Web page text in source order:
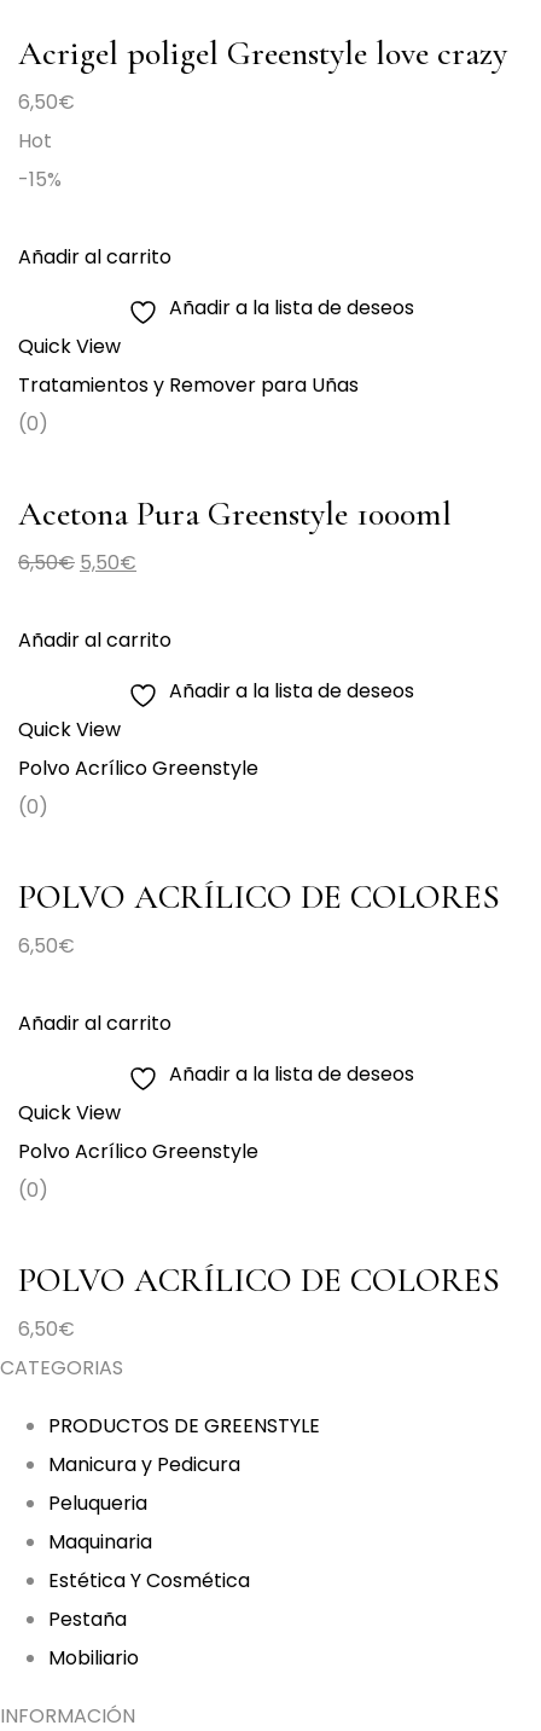
Acrigel poligel Greenstyle love crazy
blanco tubo de 30gr
6,50€
Hot
-15%
Añadir al carrito
Añadir a la lista de deseos
Quick View
Tratamientos y Remover para Uñas
(0)
Acetona Pura Greenstyle 1000ml
6,50€ El
original
6,50€.
5,50€
actual
es:
5,50€.
Añadir al carrito
Añadir a la lista de deseos
Quick View
Polvo Acrílico Greenstyle
(0)
POLVO ACRÍLICO DE COLORES
GREENSTYLE 30G
6,50€
Añadir al carrito
Añadir a la lista de deseos
Quick View
Polvo Acrílico Greenstyle
(0)
POLVO ACRÍLICO DE COLORES
GREENSTYLE 30G
6,50€
CATEGORIAS
PRODUCTOS DE GREENSTYLE
Manicura y Pedicura
Peluqueria
Maquinaria
Estética Y Cosmética
Pestaña
Mobiliario
INFORMACIÓN